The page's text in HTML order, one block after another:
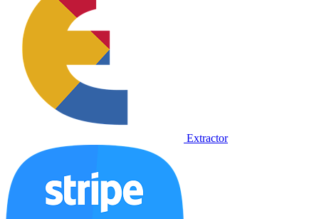
Extractor